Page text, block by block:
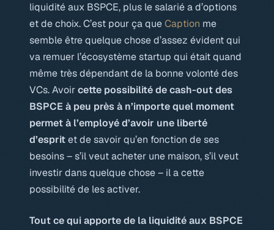
liquidité aux BSPCE, plus le salarié a d’options
et de choix. C’est pour ça queCaption me
semble être quelque chose d’assez évident qui
va remuer l’écosystème startup qui était quand
même très dépendant de la bonne volonté des
VCs. Avoircette possibilité de cash-out des
BSPCE à peu près à n’importe quel moment
permet à l’employé d’avoir une liberté
d’espritet de savoir qu’en fonction de ses
besoins – s’il veut acheter une maison, s’il veut
investir dans quelque chose – il a cette
possibilité de les activer.
Tout ce qui apporte de la liquidité aux BSPCE